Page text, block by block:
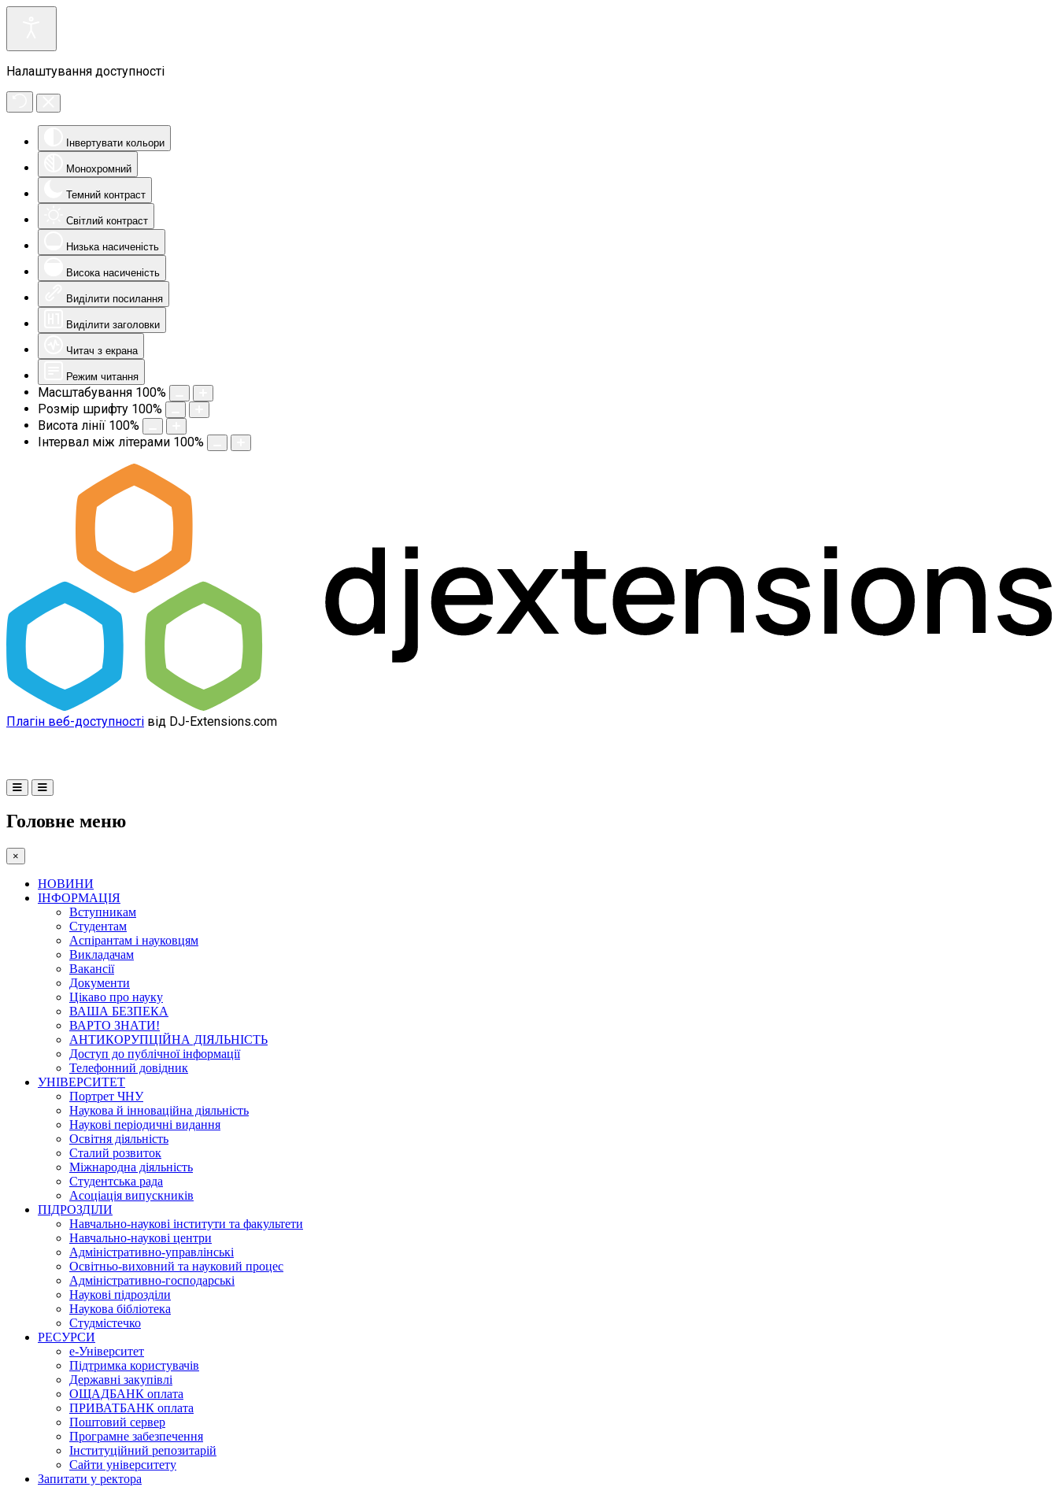
Налаштування доступності
Інвертувати кольори
Монохромний
Темний контраст
Світлий контраст
Низька насиченість
Висока насиченість
Виділити посилання
Виділити заголовки
Читач з екрана
Режим читання
Масштабування 100%
Розмір шрифту 100%
Висота лінії 100%
Інтервал між літерами 100%
Плагін веб-доступності від DJ-Extensions.com
Головне меню
×
НОВИНИ
ІНФОРМАЦІЯ
Вступникам
Студентам
Аспірантам і науковцям
Викладачам
Вакансії
Документи
Цікаво про науку
ВАША БЕЗПЕКА
ВАРТО ЗНАТИ!
АНТИКОРУПЦІЙНА ДІЯЛЬНІСТЬ
Доступ до публічної інформації
Телефонний довідник
УНІВЕРСИТЕТ
Портрет ЧНУ
Наукова й інноваційна діяльність
Наукові періодичні видання
Освітня діяльність
Сталий розвиток
Міжнародна діяльність
Студентська рада
Асоціація випускників
ПІДРОЗДІЛИ
Навчально-наукові інститути та факультети
Навчально-наукові центри
Адміністративно-управлінські
Освітньо-виховний та науковий процес
Адміністративно-господарські
Наукові підрозділи
Наукова бібліотека
Студмістечко
РЕСУРСИ
е-Університет
Підтримка користувачів
Державні закупівлі
ОЩАДБАНК оплата
ПРИВАТБАНК оплата
Поштовий сервер
Програмне забезпечення
Інституційний репозитарій
Сайти університету
Запитати у ректора